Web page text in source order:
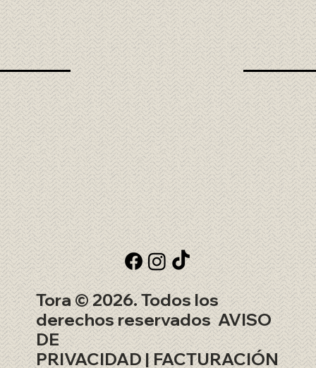
Tora © 2026. Todos los
derechos reservadosAVISO
DE
PRIVACIDAD|FACTURACIÓN